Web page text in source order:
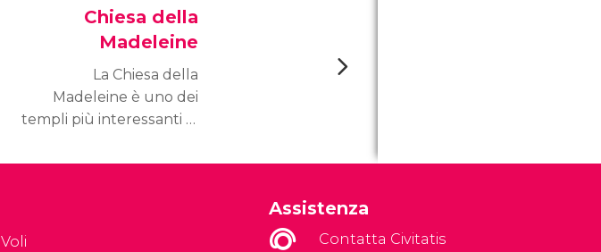
Chiesa della
Madeleine
La Chiesa della
Madeleine è uno dei
templi più interessanti di
pianta architettonica
Voli
Assistenza
Contatta Civitatis